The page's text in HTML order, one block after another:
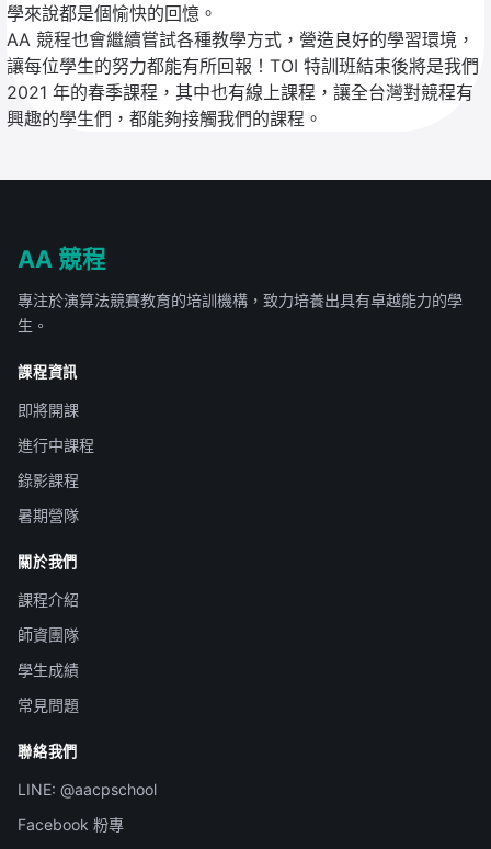
學來說都是個愉快的回憶。
AA 競程也會繼續嘗試各種教學方式，營造良好的學習環境，
讓每位學生的努力都能有所回報！TOI 特訓班結束後將是我們
2021 年的春季課程，其中也有線上課程，讓全台灣對競程有
興趣的學生們，都能夠接觸我們的課程。
AA 競程
專注於演算法競賽教育的培訓機構，致力培養出具有卓越能力的學
生。
課程資訊
即將開課
進行中課程
錄影課程
暑期營隊
關於我們
課程介紹
師資團隊
學生成績
常見問題
聯絡我們
LINE: @aacpschool
Facebook 粉專